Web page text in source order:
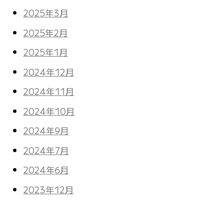
2025年3月
2025年2月
2025年1月
2024年12月
2024年11月
2024年10月
2024年9月
2024年7月
2024年6月
2023年12月